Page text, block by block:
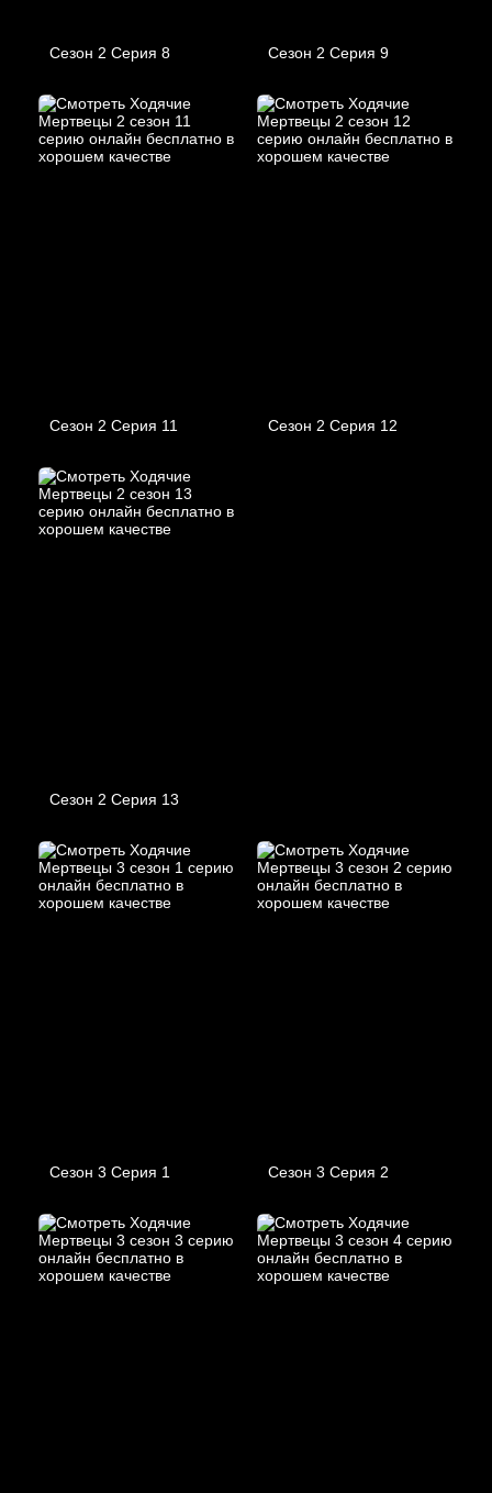
Сезон 2 Серия 8 Сезон 2 Серия 9
Сезон 2 Серия 11 Сезон 2 Серия 12
Сезон 2 Серия 13
Сезон 3 Серия 1 Сезон 3 Серия 2